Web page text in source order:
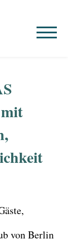
von Berlin